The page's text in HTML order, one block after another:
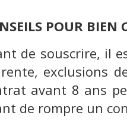
POUR BIEN
de souscrire, il
exclusions
avant 8 ans
de rompre un